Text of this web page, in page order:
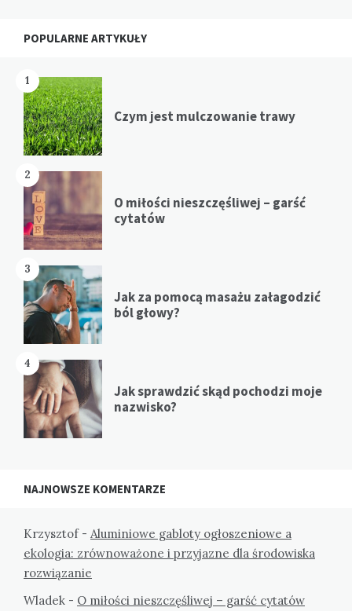
POPULARNE ARTYKUŁY
1
Czym jest mulczowanie trawy
2
O miłości nieszczęśliwej – garść
cytatów
3
Jak za pomocą masażu załagodzić
ból głowy?
4
Jak sprawdzić skąd pochodzi moje
nazwisko?
NAJNOWSZE KOMENTARZE
Krzysztof- Aluminiowe gabloty ogłoszeniowe a
ekologia: zrównoważone i przyjazne dla środowiska
rozwiązanie
Wladek - O miłości nieszczęśliwej – garść cytatów